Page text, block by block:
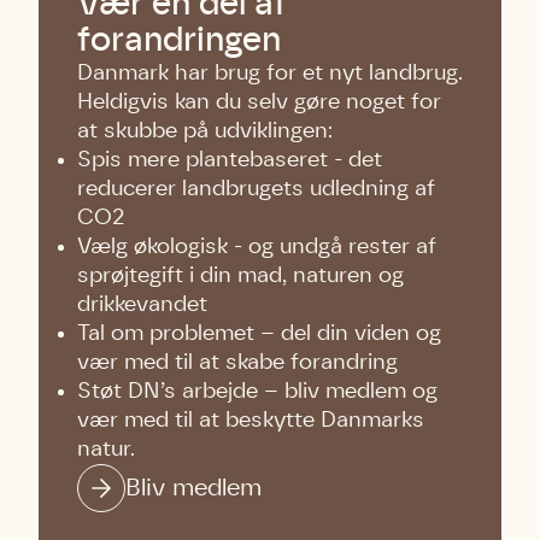
forandringen
Danmark har brug for et nyt landbrug.
Heldigvis kan du selv gøre noget for
at skubbe på udviklingen:
Spis mere plantebaseret - det
reducerer landbrugets udledning af
CO2
Vælg økologisk - og undgå rester af
sprøjtegift i din mad, naturen og
drikkevandet
Tal om problemet – del din viden og
vær med til at skabe forandring
Støt DN’s arbejde – bliv medlem og
vær med til at beskytte Danmarks
natur.
Bliv medlem
Skriv under (hjørring)
Fornavn
Efternavn
Email
Telefon
Danmarks Naturfredningsforening må gerne
Sund Limfjord
Fornavn
Efternavn
Email
Telefon
Danmarks Naturfredningsforening må gerne
Storken tilbage til Kolding
Fornavn
Efternavn
Email
Telefon
Danmarks Naturfredningsforening må gerne